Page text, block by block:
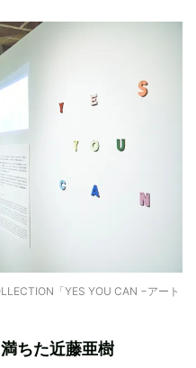
「YES YOU CAN −アート
ちた近藤亜樹